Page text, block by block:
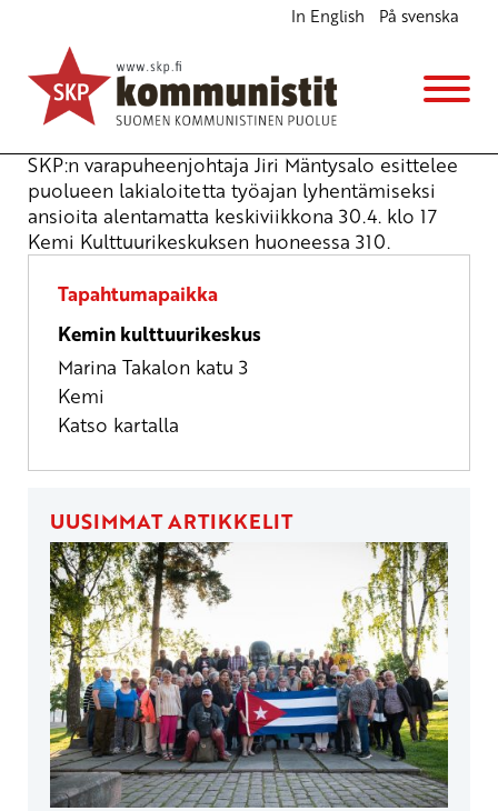
In English På svenska
Parempi työaika
Seminaari
ke 30.4.2025 klo17:00
SKP:n varapuheenjohtaja Jiri Mäntysalo esittelee
puolueen lakialoitetta työajan lyhentämiseksi
ansioita alentamatta keskiviikkona 30.4. klo 17
Kemi Kulttuurikeskuksen huoneessa 310.
Tapahtumapaikka
Kemin kulttuurikeskus
Marina Takalon katu 3
Kemi
Katso kartalla
UUSIMMAT ARTIKKELIT